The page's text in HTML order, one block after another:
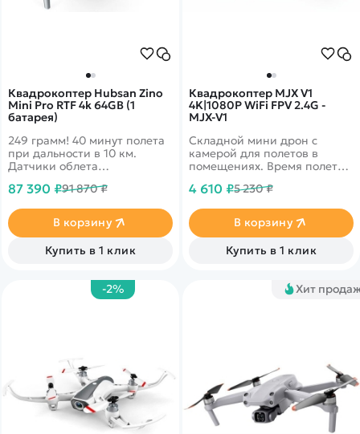
Квадрокоптер Hubsan Zino
Mini Pro RTF 4k 64GB (1
батарея)
249 грамм! 40 минут полета
при дальности в 10 км.
Датчики облета
направлениям. 4k запись
на смартфон.
87 390 ₽91 870 ₽
В корзину
Купить в 1 клик
Квадрокоптер MJX V1
4K|1080P WiFi FPV 2.4G -
MJX-V1
Складной мини дрон с
камерой для полетов в
помещениях. Время полета
50м. Трансляция видео
4 610 ₽5 230 ₽
В корзину
Купить в 1 клик
-2% Хит